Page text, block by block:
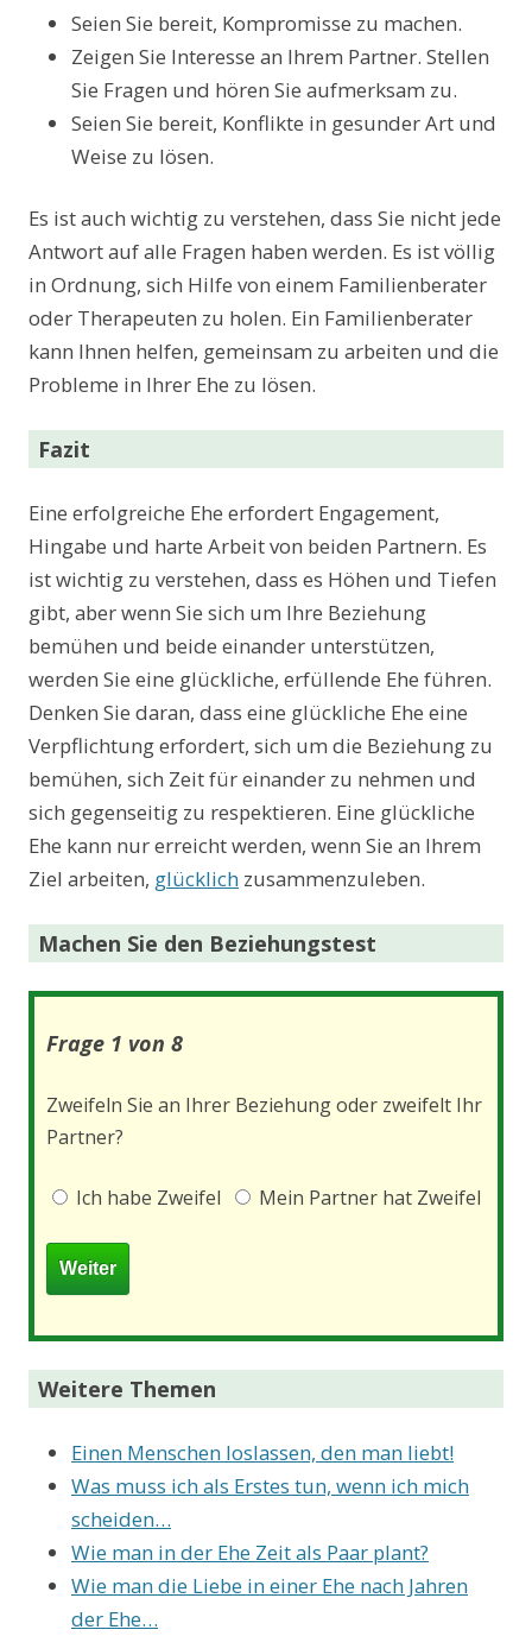
Seien Sie bereit, Kompromisse zu machen.
Zeigen Sie Interesse an Ihrem Partner. Stellen
Sie Fragen und hören Sie aufmerksam zu.
Seien Sie bereit, Konflikte in gesunder Art und
Weise zu lösen.
Es ist auch wichtig zu verstehen, dass Sie nicht jede
Antwort auf alle Fragen haben werden. Es ist völlig
in Ordnung, sich Hilfe von einem Familienberater
oder Therapeuten zu holen. Ein Familienberater
kann Ihnen helfen, gemeinsam zu arbeiten und die
Probleme in Ihrer Ehe zu lösen.
Fazit
Eine erfolgreiche Ehe erfordert Engagement,
Hingabe und harte Arbeit von beiden Partnern. Es
ist wichtig zu verstehen, dass es Höhen und Tiefen
gibt, aber wenn Sie sich um Ihre Beziehung
bemühen und beide einander unterstützen,
werden Sie eine glückliche, erfüllende Ehe führen.
Denken Sie daran, dass eine glückliche Ehe eine
Verpflichtung erfordert, sich um die Beziehung zu
bemühen, sich Zeit für einander zu nehmen und
sich gegenseitig zu respektieren. Eine glückliche
Ehe kann nur erreicht werden, wenn Sie an Ihrem
Ziel arbeiten, glücklich zusammenzuleben.
Machen Sie den Beziehungstest
Frage 1 von 8
Zweifeln Sie an Ihrer Beziehung oder zweifelt Ihr
Partner?
Ich habe Zweifel Mein Partner hat Zweifel
Weitere Themen
Einen Menschen loslassen, den man liebt!
Was muss ich als Erstes tun, wenn ich mich
scheiden…
Wie man in der Ehe Zeit als Paar plant?
Wie man die Liebe in einer Ehe nach Jahren
der Ehe…